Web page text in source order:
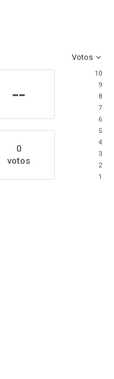
Votos
--
0
votos
10
9
8
7
6
5
4
3
2
1